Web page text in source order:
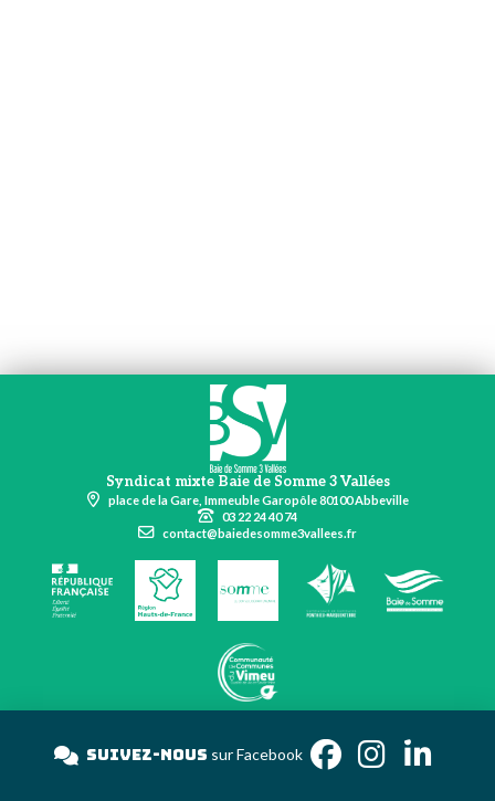
Syndicat mixte Baie de Somme 3 Vallées
place de la Gare, Immeuble Garopôle 80100 Abbeville
03 22 24 40 74
contact@baiedesomme3vallees.fr
Suivez-nous sur Facebook